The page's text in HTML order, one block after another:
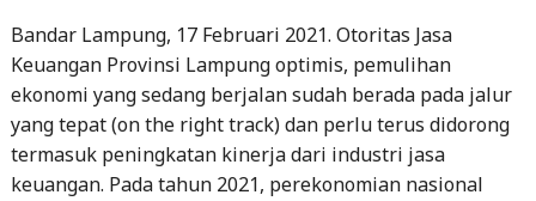
Bupati
Lampung
Selatan"
Bandar Lampung, 17 Februari 2021. Otoritas Jasa
Keuangan Provinsi Lampung optimis, pemulihan
ekonomi yang sedang berjalan sudah berada pada jalur
yang tepat (on the right track) dan perlu terus didorong
termasuk peningkatan kinerja dari industri jasa
keuangan. Pada tahun 2021, perekonomian nasional